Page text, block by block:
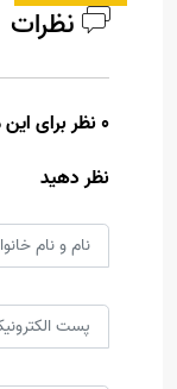
نظرات
0 نظر برای این مطلب وجود دارد
نظر دهید